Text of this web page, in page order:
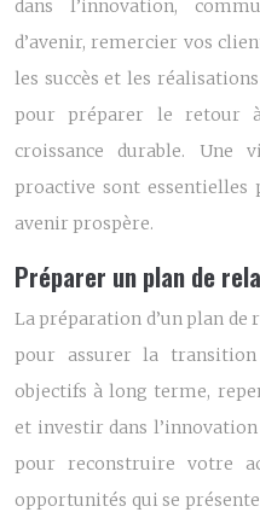
dans l’innovation,
d’avenir, remercier vos
les succès et les
pour préparer le retour
croissance durable. Une
proactive sont
avenir prospère.
Préparer un plan de
La préparation d’un plan de
pour assurer la
objectifs à long terme,
et investir dans
pour reconstruire votre
opportunités qui se